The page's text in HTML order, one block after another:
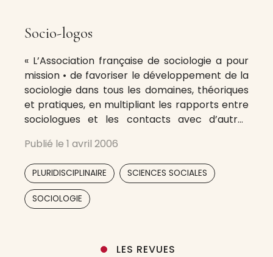
Socio-logos
« L’Association française de sociologie a pour
mission • de favoriser le développement de la
sociologie dans tous les domaines, théoriques
et pratiques, en multipliant les rapports entre
sociologues et les contacts avec d’autres
statuts. À cette fin son Comité Exécutif a
décidé de créer une revue
Publié le 1 avril 2006
PLURIDISCIPLINAIRE SCIENCES SOCIALES
SOCIOLOGIE
LES REVUES